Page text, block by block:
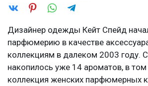
Дизайнер одежды Кейт Спейд
парфюмерию в качестве
коллекциям в далеком 2003 году.
накопилось уже 14 ароматов, в том
коллекция женских парфюмерных